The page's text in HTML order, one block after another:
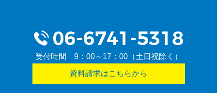
受付時間 9：00～17：00（土日祝除く）
資料請求はこちらから